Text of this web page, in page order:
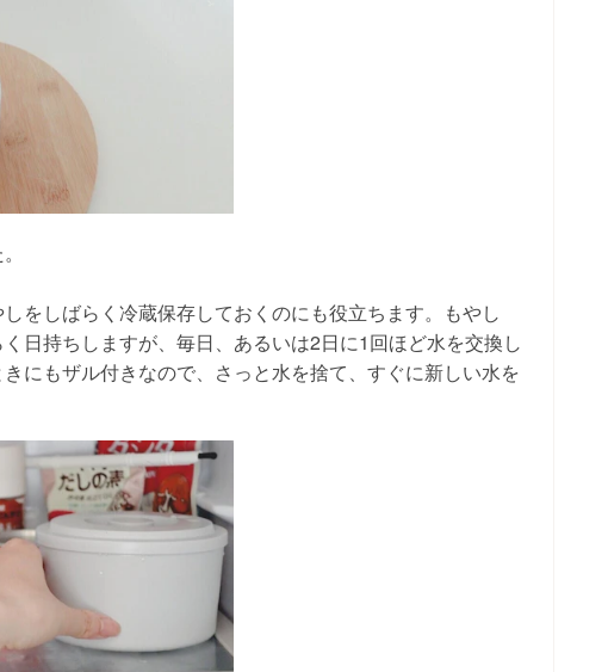
をしばらく冷蔵保存しておくのにも役立ちます。もやし
日持ちしますが、毎日、あるいは2日に1回ほど水を交換し
にもザル付きなので、さっと水を捨て、すぐに新しい水を